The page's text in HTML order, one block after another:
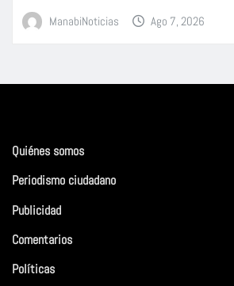
ManabiNoticias Ago 7, 2026
Quiénes somos
Periodismo ciudadano
Publicidad
Comentarios
Políticas